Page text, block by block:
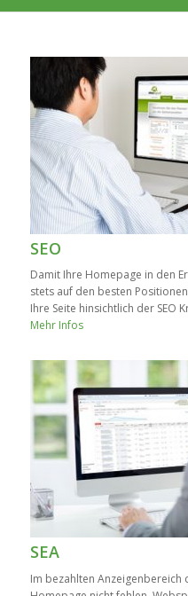
SEO
Damit Ihre Homepage in den
stets auf den besten
Ihre Seite hinsichtlich der SEO
Mehr Infos
SEA
Im bezahlten Anzeigenbereich